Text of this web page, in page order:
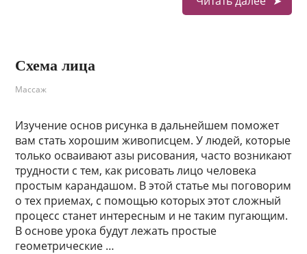
Схема лица
Массаж
Изучение основ рисунка в дальнейшем поможет
вам стать хорошим живописцем. У людей, которые
только осваивают азы рисования, часто возникают
трудности с тем, как рисовать лицо человека
простым карандашом. В этой статье мы поговорим
о тех приемах, с помощью которых этот сложный
процесс станет интересным и не таким пугающим.
В основе урока будут лежать простые
геометрические …